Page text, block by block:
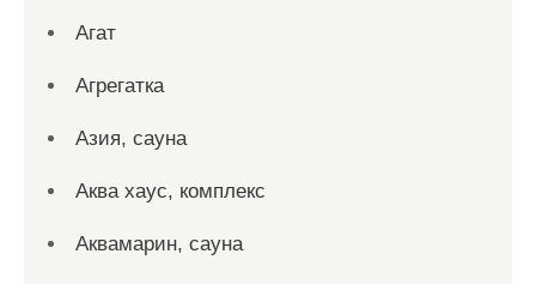
Агат
Агрегатка
Азия, сауна
Аква хаус, комплекс
Аквамарин, сауна